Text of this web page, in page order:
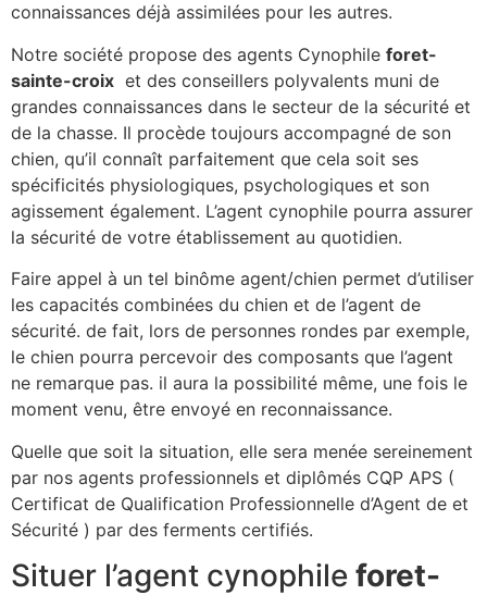
connaissances déjà assimilées pour les autres.
Notre société propose des agents Cynophile foret-
sainte-croix et des conseillers polyvalents muni de
grandes connaissances dans le secteur de la sécurité et
de la chasse. Il procède toujours accompagné de son
chien, qu’il connaît parfaitement que cela soit ses
spécificités physiologiques, psychologiques et son
agissement également. L’agent cynophile pourra assurer
la sécurité de votre établissement au quotidien.
Faire appel à un tel binôme agent/chien permet d’utiliser
les capacités combinées du chien et de l’agent de
sécurité. de fait, lors de personnes rondes par exemple,
le chien pourra percevoir des composants que l’agent
ne remarque pas. il aura la possibilité même, une fois le
moment venu, être envoyé en reconnaissance.
Quelle que soit la situation, elle sera menée sereinement
par nos agents professionnels et diplômés CQP APS (
Certificat de Qualification Professionnelle d’Agent de et
Sécurité ) par des ferments certifiés.
Situer l’agent cynophile foret-